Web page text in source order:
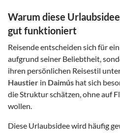
Warum diese
gut funktioniert
Reisende entscheiden sich für
aufgrund seiner Beliebtheit,
ihren persönlichen Reisestil
Haustier in Daimús hat sich
die Struktur schätzen, ohne auf
wollen.
Diese Urlaubsidee wird häufig